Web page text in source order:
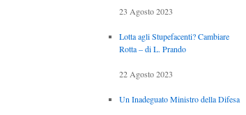
23 Agosto 2023
Lotta agli Stupefacenti? Cambiare
Rotta – di L. Prando
22 Agosto 2023
Un Inadeguato Ministro della Difesa